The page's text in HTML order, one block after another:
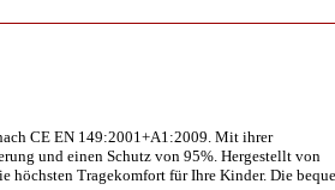
CE EN 149:2001+A1:2009. Mit ihrer
und einen Schutz von 95%. Hergestellt von
höchsten Tragekomfort für Ihre Kinder. Die